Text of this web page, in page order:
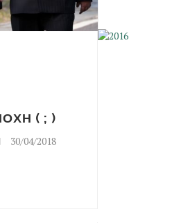
( ; )
30/04/2018